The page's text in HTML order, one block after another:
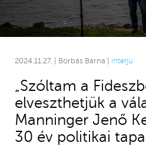
2024.11.27. | Borbás Barna | Interjú
„Szóltam a
elveszthetjük a
Manninger Jenő
30 év politikai